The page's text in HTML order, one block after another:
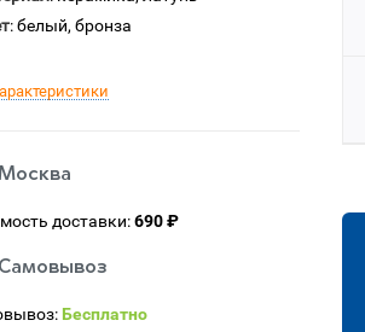
: белый, бронза
Москва
доставки:690 ₽
Самовывоз
Бесплатно